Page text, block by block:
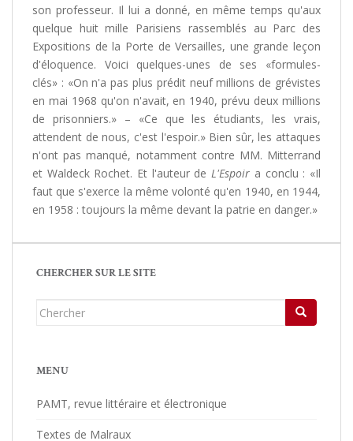
son professeur. Il lui a donné, en même temps qu'aux
quelque huit mille Parisiens rassemblés au Parc des
Expositions de la Porte de Versailles, une grande leçon
d'éloquence. Voici quelques-unes de ses «formules-
clés» : «On n'a pas plus prédit neuf millions de grévistes
en mai 1968 qu'on n'avait, en 1940, prévu deux millions
de prisonniers.» – «Ce que les étudiants, les vrais,
attendent de nous, c'est l'espoir.» Bien sûr, les attaques
n'ont pas manqué, notamment contre MM. Mitterrand
et Waldeck Rochet. Et l'auteur deL'Espoir a conclu : «Il
faut que s'exerce la même volonté qu'en 1940, en 1944,
en 1958 : toujours la même devant la patrie en danger.»
CHERCHER SUR LE SITE
Chercher...
MENU
PAMT, revue littéraire et électronique
Textes de Malraux